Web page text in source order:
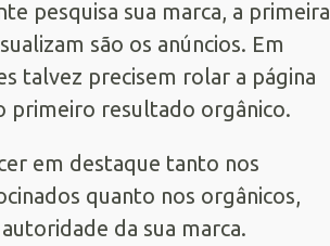
pesquisa sua marca, a primeira
são os anúncios. Em
talvez precisem rolar a página
primeiro resultado orgânico.
em destaque tanto nos
quanto nos orgânicos,
da sua marca.